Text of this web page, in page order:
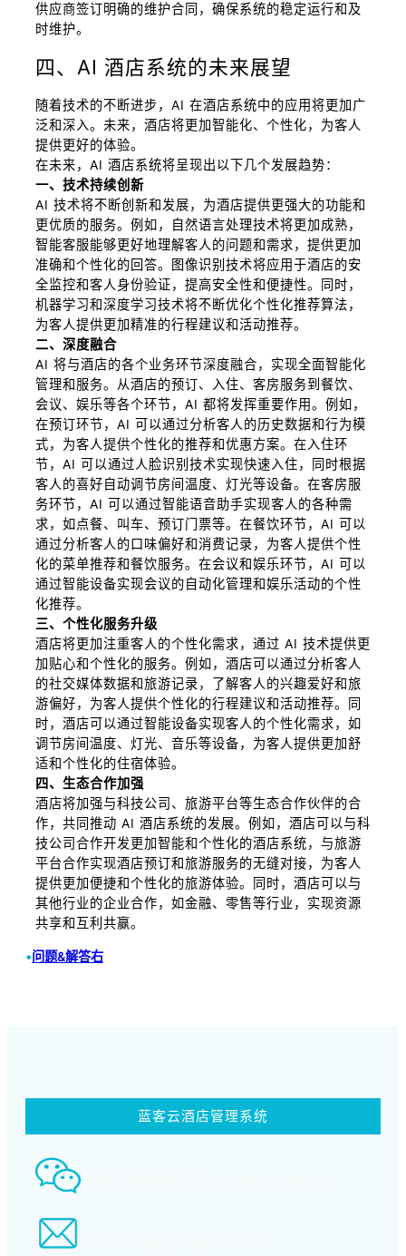
供应商签订明确的维护合同，确保系统的稳定运行和及
时维护。
四、AI 酒店系统的未来展望
随着技术的不断进步，AI 在酒店系统中的应用将更加广
泛和深入。未来，酒店将更加智能化、个性化，为客人
提供更好的体验。
在未来，AI 酒店系统将呈现出以下几个发展趋势：
一、技术持续创新
AI 技术将不断创新和发展，为酒店提供更强大的功能和
更优质的服务。例如，自然语言处理技术将更加成熟，
智能客服能够更好地理解客人的问题和需求，提供更加
准确和个性化的回答。图像识别技术将应用于酒店的安
全监控和客人身份验证，提高安全性和便捷性。同时，
机器学习和深度学习技术将不断优化个性化推荐算法，
为客人提供更加精准的行程建议和活动推荐。
二、深度融合
AI 将与酒店的各个业务环节深度融合，实现全面智能化
管理和服务。从酒店的预订、入住、客房服务到餐饮、
会议、娱乐等各个环节，AI 都将发挥重要作用。例如，
在预订环节，AI 可以通过分析客人的历史数据和行为模
式，为客人提供个性化的推荐和优惠方案。在入住环
节，AI 可以通过人脸识别技术实现快速入住，同时根据
客人的喜好自动调节房间温度、灯光等设备。在客房服
务环节，AI 可以通过智能语音助手实现客人的各种需
求，如点餐、叫车、预订门票等。在餐饮环节，AI 可以
通过分析客人的口味偏好和消费记录，为客人提供个性
化的菜单推荐和餐饮服务。在会议和娱乐环节，AI 可以
通过智能设备实现会议的自动化管理和娱乐活动的个性
化推荐。
三、个性化服务升级
酒店将更加注重客人的个性化需求，通过 AI 技术提供更
加贴心和个性化的服务。例如，酒店可以通过分析客人
的社交媒体数据和旅游记录，了解客人的兴趣爱好和旅
游偏好，为客人提供个性化的行程建议和活动推荐。同
时，酒店可以通过智能设备实现客人的个性化需求，如
调节房间温度、灯光、音乐等设备，为客人提供更加舒
适和个性化的住宿体验。
四、生态合作加强
酒店将加强与科技公司、旅游平台等生态合作伙伴的合
作，共同推动 AI 酒店系统的发展。例如，酒店可以与科
技公司合作开发更加智能和个性化的酒店系统，与旅游
平台合作实现酒店预订和旅游服务的无缝对接，为客人
提供更加便捷和个性化的旅游体验。同时，酒店可以与
其他行业的企业合作，如金融、零售等行业，实现资源
共享和互利共赢。
•问题&解答右
蓝客云酒店管理系统
智慧酒店事业部： 18580339994